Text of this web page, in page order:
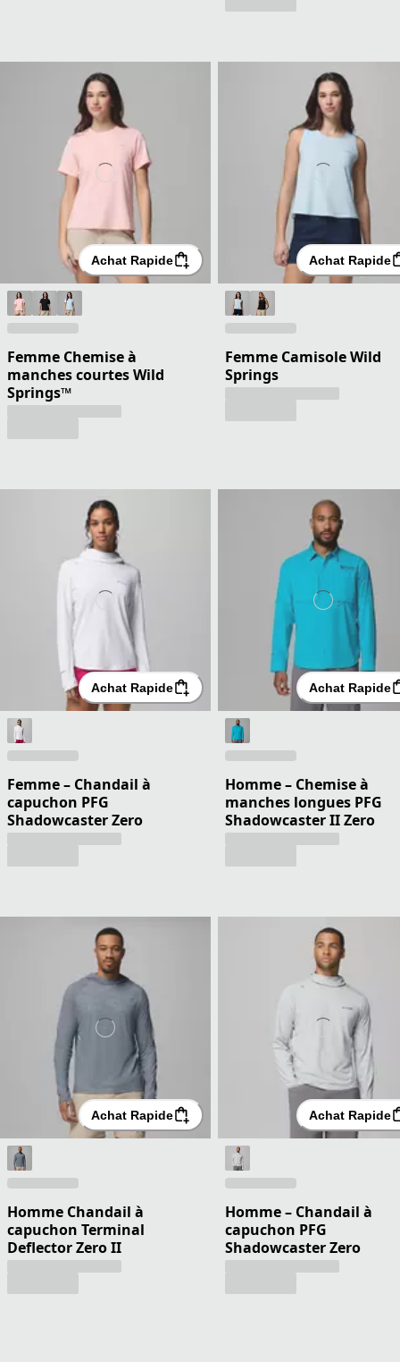
Achat Rapide
Femme Chemise à
manches courtes Wild
Springs™
Achat Rapide
Femme Camisole Wild
Springs
Achat Rapide
Femme – Chandail à
capuchon PFG
Shadowcaster Zero
Achat Rapide
Homme – Chemise à
manches longues PFG
Shadowcaster II Zero
Achat Rapide
Homme Chandail à
capuchon Terminal
Deflector Zero II
Achat Rapide
Homme – Chandail à
capuchon PFG
Shadowcaster Zero